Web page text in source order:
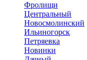
Фролищи
Центральный
Новосмолинский
Ильиногорск
Петряевка
Новинки